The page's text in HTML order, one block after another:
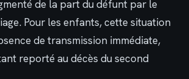
de la part du défunt par le
Pour les enfants, cette situation
de transmission immédiate,
reporté au décès du second